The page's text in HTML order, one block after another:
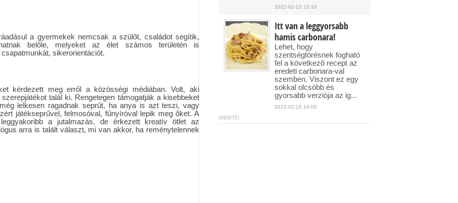
a gyermekek nemcsak a szülőt, családot segítik,
belőle, melyeket az élet számos területén is
sikerorientációt.
kérdezett meg erről a közösségi médiában. Volt, aki
talál ki. Rengetegen támogatják a kisebbeket
lelkesen ragadnak seprűt, ha anya is azt teszi, vagy
játékseprűvel, felmosóval, fűnyíróval lepik meg őket. A
a jutalmazás, de érkezett kreatív ötlet az
arra is talált választ, mi van akkor, ha reménytelennek
2022-02-15 15:10
Itt van a leggyorsabb
hamis carbonara!
Lehet, hogy
szentségtörésnek fogható
fel a következő recept az
eredeti carbonara-val
szemben. Viszont ez egy
sokkal olcsóbb és
gyorsabb verziója az ig...
2022-02-15 14:00
HIRDETÉS